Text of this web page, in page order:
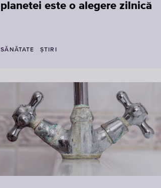
planetei este o alegere zilnică
SĂNĂTATE ȘTIRI